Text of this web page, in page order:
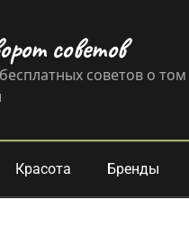
советов
советов о
Красота Бренды